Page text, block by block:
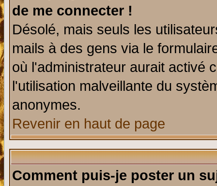
de me connecter !
Désolé, mais seuls les
mails à des gens via le
où l'administrateur aurait activé
l'utilisation malveillante du
anonymes.
Revenir en haut de page
Comment puis-je poster un